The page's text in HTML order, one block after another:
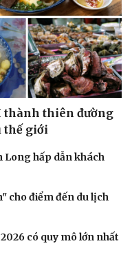
thành thiên đường
thế giới
Long hấp dẫn khách
cho điểm đến du lịch
có quy mô lớn nhất